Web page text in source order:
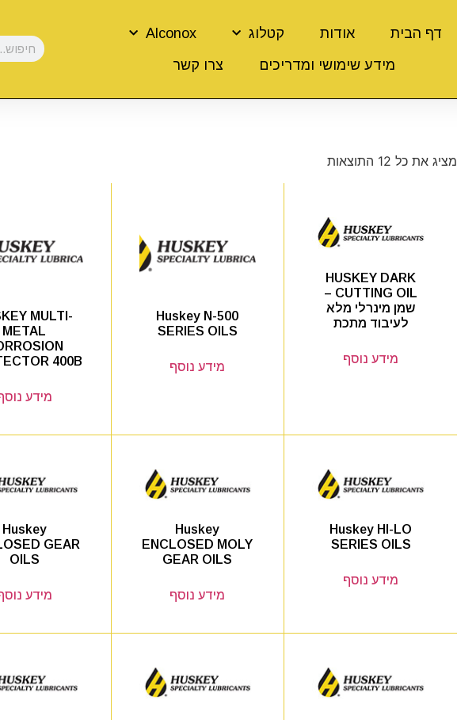
דף הבית אודות קטלוג
Alconox
מידע שימושי ומדריכים
צרו קשר
מציג את כל 12 התוצאות
HUSKEY DARK
CUTTING OIL –
שמן מינרלי מלא
לעיבוד מתכת
מידע נוסף
Huskey N-500
SERIES OILS
מידע נוסף
MULTI-
METAL
400B
מידע
Huskey HI-LO
SERIES OILS
מידע נוסף
Huskey
ENCLOSED MOLY
GEAR OILS
מידע נוסף
Huskey
GEAR
OILS
מידע